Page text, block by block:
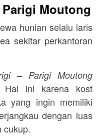
Moutong
hunian selalu laris
sekitar perkantoran
– Parigi Moutong
Hal ini karena kost
yang ingin memiliki
dengan luas
cukup.